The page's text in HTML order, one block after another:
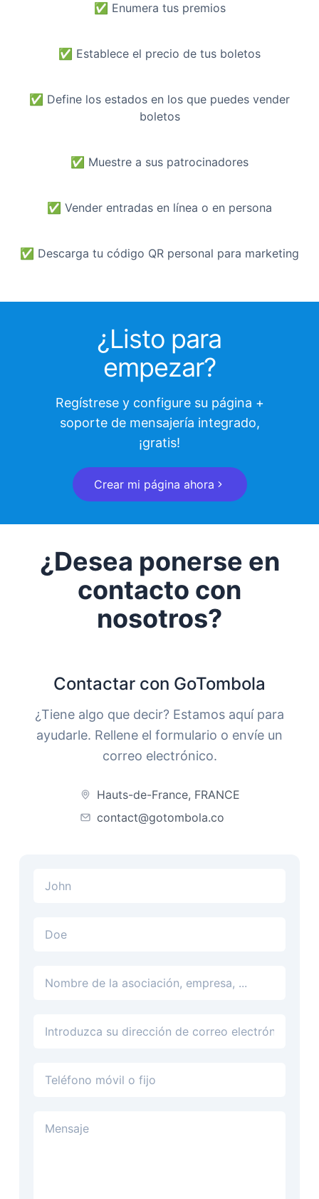
✅ Enumera tus premios
✅ Establece el precio de tus boletos
✅ Define los estados en los que puedes vender
boletos
✅ Muestre a sus patrocinadores
✅ Vender entradas en línea o en persona
✅ Descarga tu código QR personal para marketing
¿Listo para
empezar?
Regístrese y configure su página +
soporte de mensajería integrado,
¡gratis!
Crear mi página ahora
¿Desea ponerse en
contacto con
nosotros?
Contactar con GoTombola
¿Tiene algo que decir? Estamos aquí para
ayudarle. Rellene el formulario o envíe un
correo electrónico.
Hauts-de-France, FRANCE
contact@gotombola.co